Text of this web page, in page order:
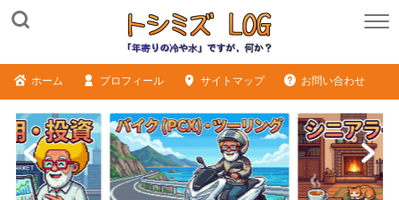
ホーム プロフィール サイトマップ お問い合わせ